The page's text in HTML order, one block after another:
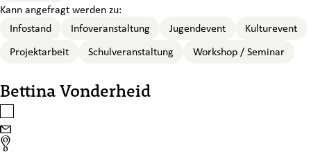
Kann angefragt werden zu:
Infostand
Infoveranstaltung Jugendevent
Kulturevent
Projektarbeit
Schulveranstaltung Workshop / Seminar
Bettina Vonderheid
Email
Standort